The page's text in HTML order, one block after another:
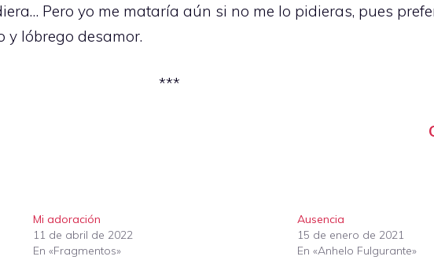
Pero yo me mataría aún si no me lo pidieras, pues
y lóbrego desamor.
***
Mi adoración
11 de abril de 2022
En «Fragmentos»
Ausencia
15 de enero de 2021
En «Anhelo Fulgurante»